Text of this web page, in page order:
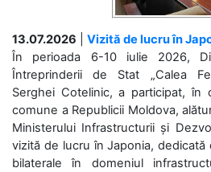
13.07.2026
Vizită de lucru în
În perioada 6-10 iulie 2026,
Întreprinderii de Stat „Calea
Serghei Cotelinic, a participat, în
comune a Republicii Moldova,
Ministerului Infrastructurii și
vizită de lucru în Japonia, dedicată
bilaterale în domeniul